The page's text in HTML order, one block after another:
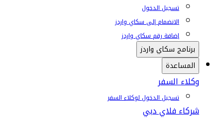
تسجيل الدخول
الانضمام إلى سكاي واردز
إضافة رقم سكاي واردز
برنامج سكاي واردز
المساعدة
وكلاء السفر
تسجيل الدخول لوكلاء السفر
شركاء فلاي دبي